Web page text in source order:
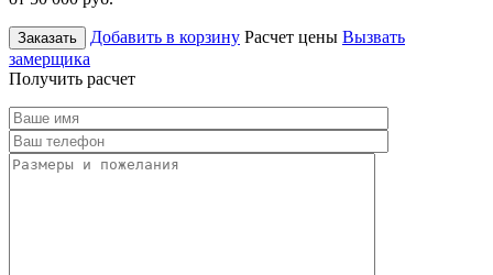
Заказать Добавить в корзину Расчет цены Вызвать
замерщика
Получить расчет